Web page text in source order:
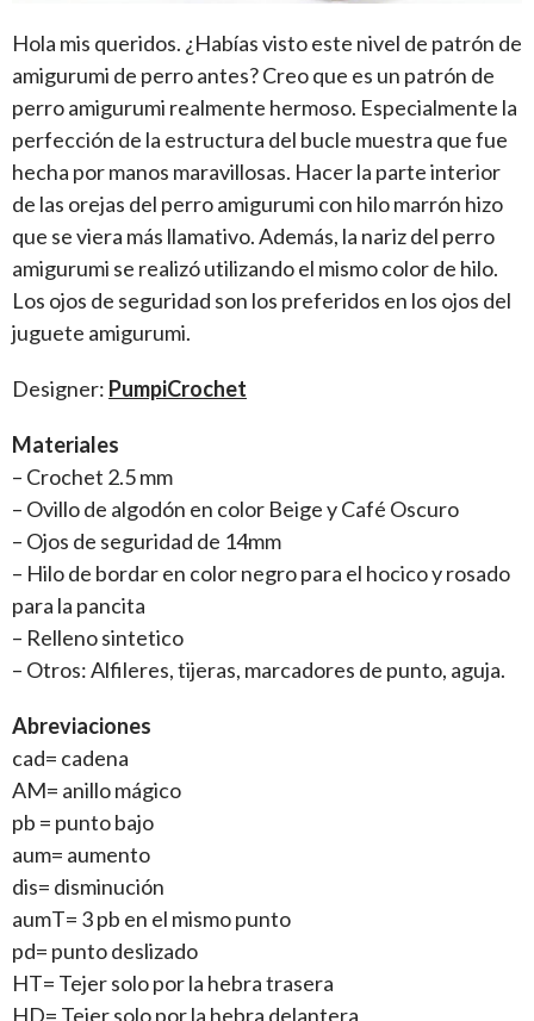
Hola mis queridos. ¿Habías visto este nivel de patrón de
amigurumi de perro antes? Creo que es un patrón de
perro amigurumi realmente hermoso. Especialmente la
perfección de la estructura del bucle muestra que fue
hecha por manos maravillosas. Hacer la parte interior
de las orejas del perro amigurumi con hilo marrón hizo
que se viera más llamativo. Además, la nariz del perro
amigurumi se realizó utilizando el mismo color de hilo.
Los ojos de seguridad son los preferidos en los ojos del
juguete amigurumi.
Designer: PumpiCrochet
Materiales
– Crochet 2.5 mm
– Ovillo de algodón en color Beige y Café Oscuro
– Ojos de seguridad de 14mm
– Hilo de bordar en color negro para el hocico y rosado
para la pancita
– Relleno sintetico
– Otros: Alfileres, tijeras, marcadores de punto, aguja.
Abreviaciones
cad= cadena
AM= anillo mágico
pb = punto bajo
aum= aumento
dis= disminución
aumT= 3 pb en el mismo punto
pd= punto deslizado
HT= Tejer solo por la hebra trasera
HD= Tejer solo por la hebra delantera